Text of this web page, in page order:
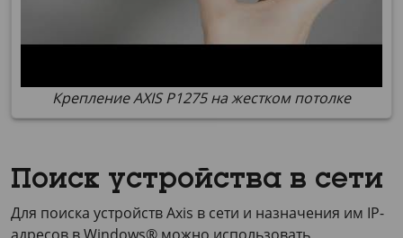
Крепление AXIS P1275 на жестком потолке
Поиск устройства в сети
Для поиска устройств Axis в сети и назначения им IP-